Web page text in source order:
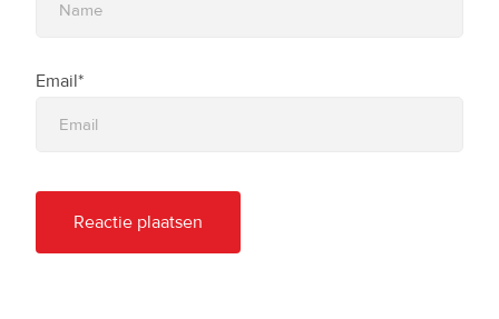
Email*